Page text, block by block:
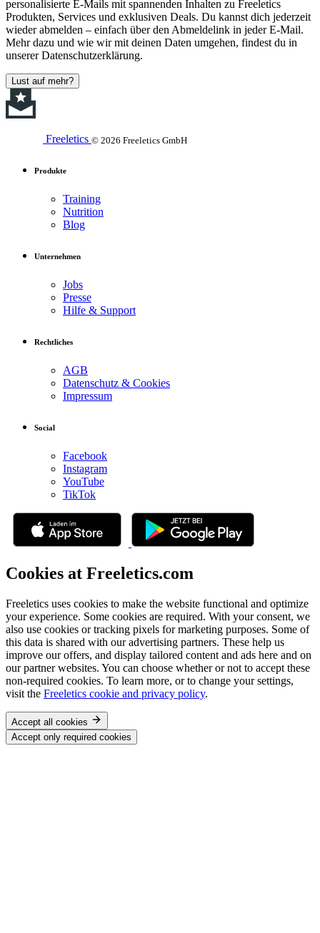
personalisierte E-Mails mit spannenden Inhalten zu Freeletics
Produkten, Services und exklusiven Deals. Du kannst dich jederzeit
wieder abmelden – einfach über den Abmeldelink in jeder E-Mail.
Mehr dazu und wie wir mit deinen Daten umgehen, findest du in
unserer Datenschutzerklärung.
Lust auf mehr?
Freeletics © 2026 Freeletics GmbH
Produkte
Training
Nutrition
Blog
Unternehmen
Jobs
Presse
Hilfe & Support
Rechtliches
AGB
Datenschutz & Cookies
Impressum
Social
Facebook
Instagram
YouTube
TikTok
Cookies at Freeletics.com
Freeletics uses cookies to make the website functional and optimize
your experience. Some cookies are required. With your consent, we
also use cookies or tracking pixels for marketing purposes. Some of
this data is shared with our advertising partners. These help us
improve our offers, and display tailored content and ads here and on
our partner websites. You can choose whether or not to accept these
non-required cookies. To learn more, or to change your settings,
visit the Freeletics cookie and privacy policy.
Accept all cookies
Accept only required cookies